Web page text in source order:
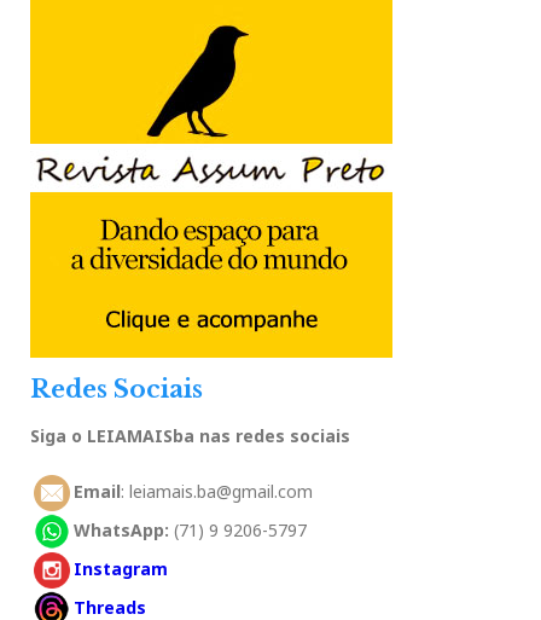
Redes Sociais
Siga o LEIAMAISba nas redes sociais
Email: leiamais.ba@gmail.com
WhatsApp: (71) 9 9206-5797
Instagram
Threads